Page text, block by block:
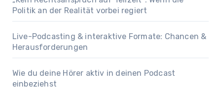
Politik an der Realität vorbei regiert
Live-Podcasting & interaktive Formate: Chancen &
Herausforderungen
Wie du deine Hörer aktiv in deinen Podcast
einbeziehst